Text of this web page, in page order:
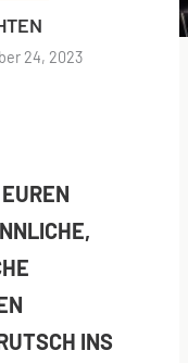
24, 2023
INS